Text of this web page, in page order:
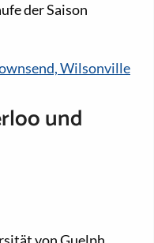
der Saison
Wilsonville
und